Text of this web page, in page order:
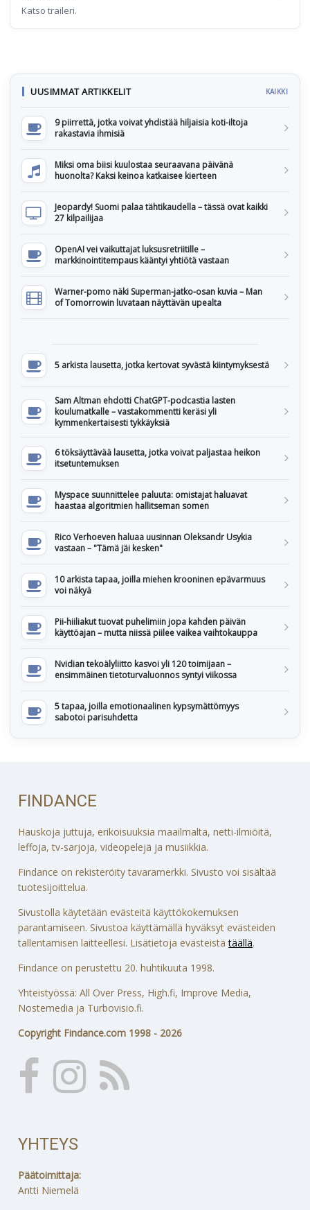
Katso traileri.
UUSIMMAT ARTIKKELIT KAIKKI
9 piirrettä, jotka voivat yhdistää hiljaisia koti-iltoja
rakastavia ihmisiä
Miksi oma biisi kuulostaa seuraavana päivänä
huonolta? Kaksi keinoa katkaisee kierteen
Jeopardy! Suomi palaa tähtikaudella – tässä ovat kaikki
27 kilpailijaa
OpenAI vei vaikuttajat luksusretriitille –
markkinointitempaus kääntyi yhtiötä vastaan
Warner-pomo näki Superman-jatko-osan kuvia – Man
of Tomorrowin luvataan näyttävän upealta
5 arkista lausetta, jotka kertovat syvästä kiintymyksestä
Sam Altman ehdotti ChatGPT-podcastia lasten
koulumatkalle – vastakommentti keräsi yli
kymmenkertaisesti tykkäyksiä
6 töksäyttävää lausetta, jotka voivat paljastaa heikon
itsetuntemuksen
Myspace suunnittelee paluuta: omistajat haluavat
haastaa algoritmien hallitseman somen
Rico Verhoeven haluaa uusinnan Oleksandr Usykia
vastaan – "Tämä jäi kesken"
10 arkista tapaa, joilla miehen krooninen epävarmuus
voi näkyä
Pii-hiiliakut tuovat puhelimiin jopa kahden päivän
käyttöajan – mutta niissä piilee vaikea vaihtokauppa
Nvidian tekoälyliitto kasvoi yli 120 toimijaan –
ensimmäinen tietoturvaluonnos syntyi viikossa
5 tapaa, joilla emotionaalinen kypsymättömyys
sabotoi parisuhdetta
FINDANCE
Hauskoja juttuja, erikoisuuksia maailmalta, netti-ilmiöitä,
leffoja, tv-sarjoja, videopelejä ja musiikkia.
Findance on rekisteröity tavaramerkki. Sivusto voi sisältää
tuotesijoittelua.
Sivustolla käytetään evästeitä käyttökokemuksen
parantamiseen. Sivustoa käyttämällä hyväksyt evästeiden
tallentamisen laitteellesi. Lisätietoja evästeistätäällä.
Findance on perustettu 20. huhtikuuta 1998.
Yhteistyössä: All Over Press, High.fi, Improve Media,
Nostemedia ja Turbovisio.fi.
Copyright Findance.com 1998 - 2026
YHTEYS
Päätoimittaja:
Antti Niemelä